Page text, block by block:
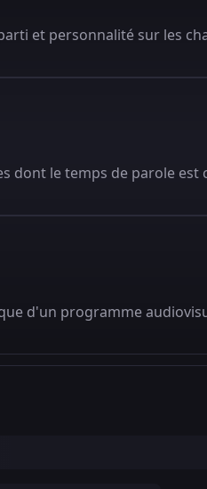
et personnalité sur les
dont le temps de parole est
d'un programme